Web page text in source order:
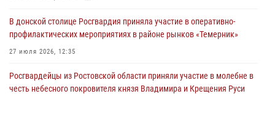
В донской столице Росгвардия приняла участие в оперативно-
профилактических мероприятиях в районе рынков «Темерник»
27 июля 2026, 12:35
Росгвардейцы из Ростовской области приняли участие в молебне в
честь небесного покровителя князя Владимира и Крещения Руси